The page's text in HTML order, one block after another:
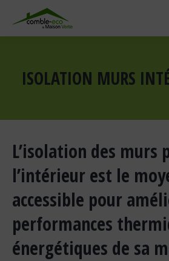
ISOLATION MURS
L’isolation des murs
l’intérieur est le
accessible pour
performances
énergétiques de sa